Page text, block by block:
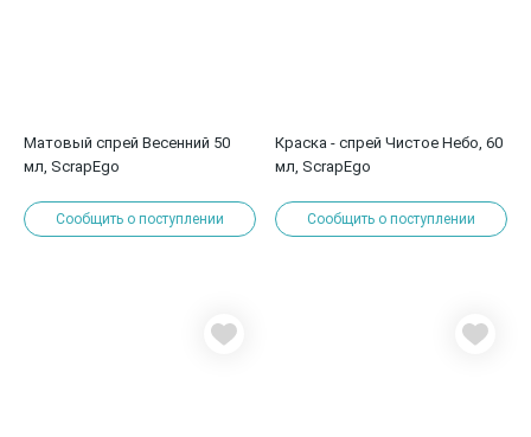
Матовый спрей Весенний 50
мл, ScrapEgo
Сообщить о поступлении
Краска - спрей Чистое Небо, 60
мл, ScrapEgo
Сообщить о поступлении